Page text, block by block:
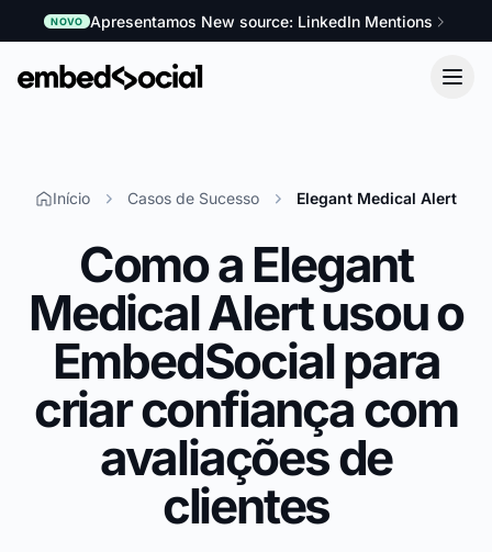
NOVO Apresentamos New source: LinkedIn Mentions
Início Casos de Sucesso Elegant Medical Alert
Como a Elegant
Medical Alert usou o
EmbedSocial para
criar confiança com
avaliações de
clientes